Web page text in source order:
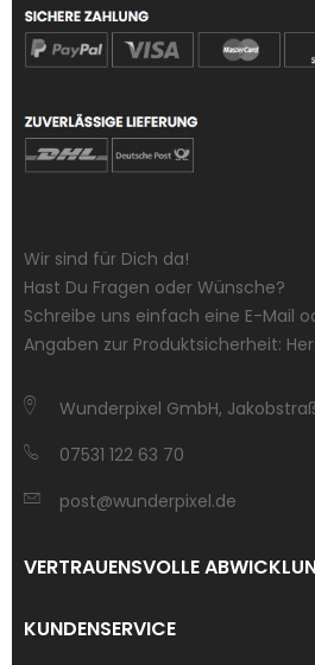
Wir sind für Dich da!
Hast Du Fragen oder Wünsche?
Schreibe uns einfach eine E-Mail
Angaben zur Produktsicherheit:
Wunderpixel GmbH,
07531 122 63 70
post@wunderpixel.de
VERTRAUENSVOLLE
KUNDENSERVICE